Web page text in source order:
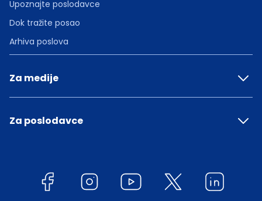
Upoznajte poslodavce
Dok tražite posao
Arhiva poslova
Za medije
Za poslodavce